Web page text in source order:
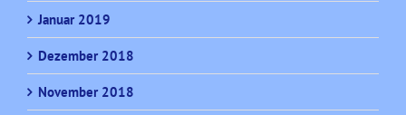
Januar 2019
Dezember 2018
November 2018